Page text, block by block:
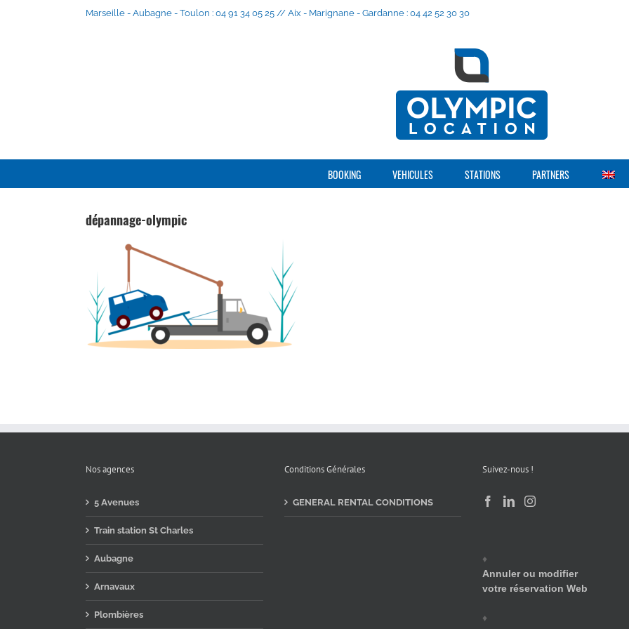
Marseille - Aubagne - Toulon : 04 91 34 05 25 // Aix - Marignane - Gardanne : 04 42 52 30 30
BOOKING VEHICULES STATIONS PARTNERS
dépannage-olympic
Nos agences
5 Avenues
Train station St Charles
Aubagne
Arnavaux
Plombières
Conditions Générales
GENERAL RENTAL CONDITIONS
Suivez-nous !
♦
Annuler ou modifier
votre réservation Web
♦